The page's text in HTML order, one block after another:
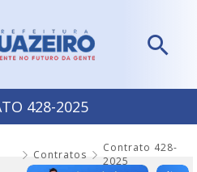
428-2025
Contratos
Contrato 428-
2025